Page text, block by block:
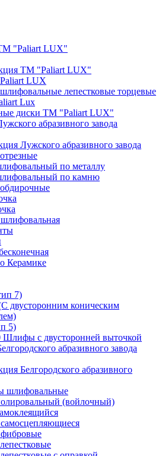
"Paliart LUX"
ТМ "Paliart LUX"
LUX
лепестковые торцевые
Lux
диски ТМ "Paliart LUX"
абразивного завода
Лужского абразивного завода
по металлу
по камню
Керамике
7)
двусторонним коническим
5)
Шлифы с двусторонней выточкой
абразивного завода
Белгородского абразивного
шлифовальные
(войлочный)